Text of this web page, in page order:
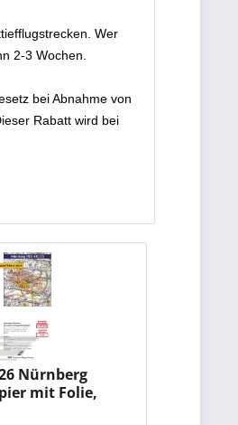
Wer
2-3 Wochen.
bei Abnahme von
Rabatt wird bei
Nürnberg
mit Folie,
mit...